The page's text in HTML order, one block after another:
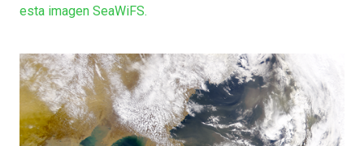
esta imagen SeaWiFS.